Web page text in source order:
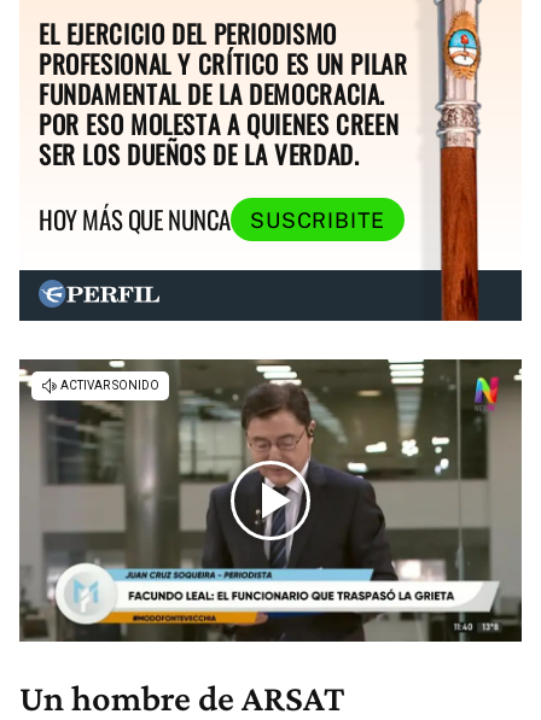
EL EJERCICIO DEL PERIODISMO
PROFESIONAL Y CRÍTICO ES UN PILAR
FUNDAMENTAL DE LA DEMOCRACIA.
POR ESO MOLESTA A QUIENES CREEN
SER LOS DUEÑOS DE LA VERDAD.
HOY MÁS QUE NUNCA
SUSCRIBITE
Un hombre de ARSAT